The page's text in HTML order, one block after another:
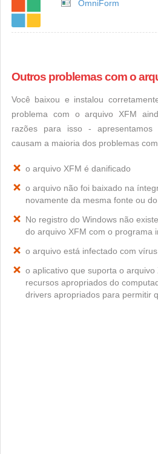
OmniForm
Outros problemas com o
Você baixou e instalou
problema com o arquivo XFM
razões para isso - apresentamos
causam a maioria dos problemas
o arquivo XFM é danificado
o arquivo não foi baixado na
novamente da mesma fonte ou
No registro do Windows não
do arquivo XFM com o programa
o arquivo está infectado com
o aplicativo que suporta o
recursos apropriados do
drivers apropriados para permitir